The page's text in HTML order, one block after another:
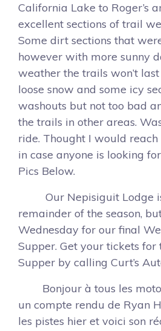
California Lake to Roger’s
excellent sections of trail
Some dirt sections that
however with more sunny
weather the trails won’t
loose snow and some icy
washouts but not too bad
the trails in other areas.
ride. Thought I would
in case anyone is looking
Pics Below.
Our Nepisiguit Lodge
remainder of the season,
Wednesday for our final
Supper. Get your tickets for
Supper by calling Curt’s
Bonjour à tous les
un compte rendu de Ryan
les pistes hier et voici son